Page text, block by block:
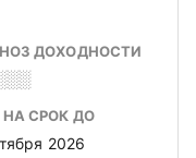
ДОХОДНОСТИ
НА СРОК ДО
2026